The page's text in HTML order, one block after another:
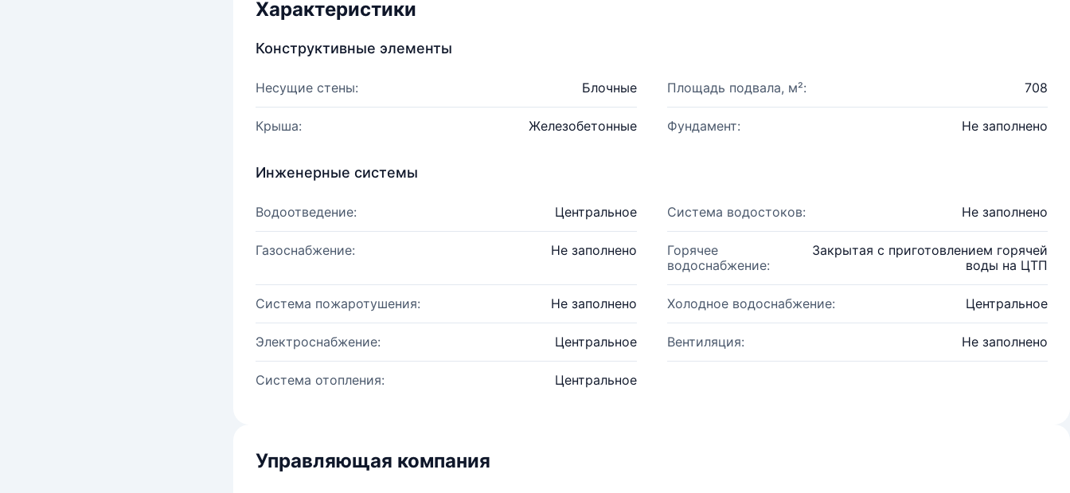
Характеристики
Конструктивные элементы
Несущие стены: Блочные Площадь подвала, м²: 708
Крыша: Железобетонные Фундамент: Не заполнено
Инженерные системы
Водоотведение: Центральное Система водостоков: Не заполнено
Газоснабжение: Не заполнено
Горячее
водоснабжение:
Закрытая с приготовлением горячей
воды на ЦТП
Система пожаротушения: Не заполнено Холодное водоснабжение: Центральное
Электроснабжение: Центральное Вентиляция: Не заполнено
Система отопления: Центральное
Управляющая компания